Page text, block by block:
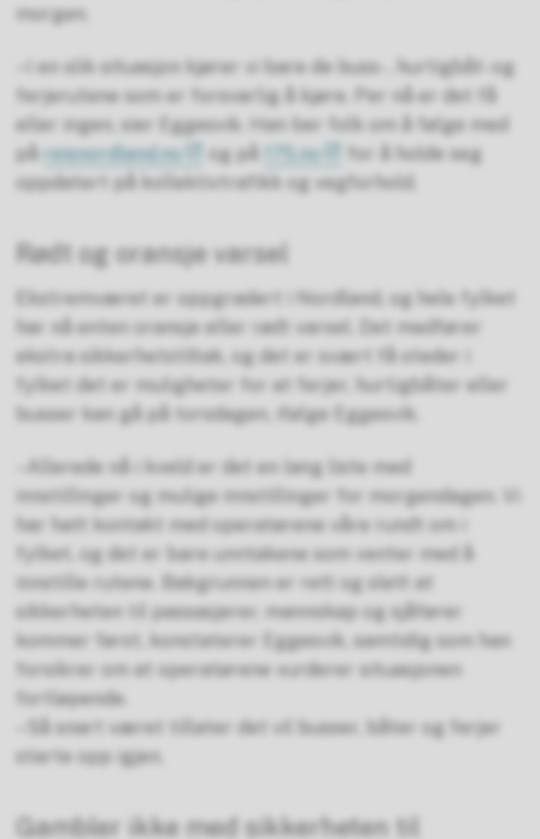
morgen.
–I en slik situasjon kjører vi bare de buss-, hurtigbåt- og
ferjerutene som er forsvarlig å kjøre. Per nå er det få
eller ingen, sier Eggesvik. Han ber folk om å følge med
på reisnordland.no og på 175.no
for å holde seg
oppdatert på kollektivtrafikk og vegforhold.
Rødt og oransje varsel
Ekstremværet er oppgradert i Nordland, og hele fylket
har nå enten oransje eller rødt varsel. Det medfører
ekstra sikkerhetstiltak, og det er svært få steder i
fylket det er muligheter for at ferjer, hurtigbåter eller
busser kan gå på torsdagen, ifølge Eggesvik.
–Allerede nå i kveld er det en lang liste med
innstillinger og mulige innstillinger for morgendagen. Vi
har hatt kontakt med operatørene våre rundt om i
fylket, og det er bare unntakene som venter med å
innstille rutene. Bakgrunnen er rett og slett at
sikkerheten til passasjerer, mannskap og sjåfører
kommer først, konstaterer Eggesvik, samtidig som han
forsikrer om at operatørene vurderer situasjonen
fortløpende.
–Så snart været tillater det vil busser, båter og ferjer
starte opp igjen.
Gambler ikke med sikkerheten til